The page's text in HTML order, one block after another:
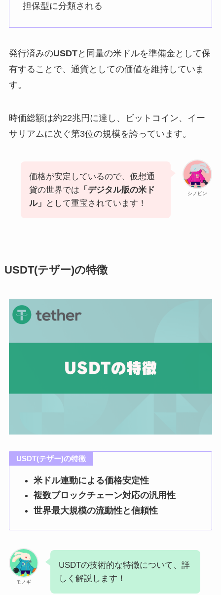
担保型に分類される
発行済みのUSDTと同量の米ドルを準備金として保
有することで、通貨としての価値を維持していま
す。
時価総額は約22兆円に達し、ビットコイン、イー
サリアムに次ぐ第3位の規模を誇っています。
シノビン
価格が安定しているので、仮想通
貨の世界では 「デジタル版の米ド
ル」
として重宝されています！
USDT(テザー)の特徴
USDT(テザー)の特徴
米ドル連動による価格安定性
複数ブロックチェーン対応の汎用性
世界最大規模の流動性と信頼性
モノギ
USDTの技術的な特徴について、詳
しく解説します！